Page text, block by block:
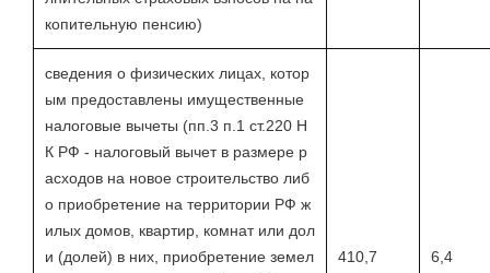
копительную пенсию)
сведения о физических лицах, котор
ым предоставлены имущественные
налоговые вычеты (пп.3 п.1 ст.220 Н
К РФ - налоговый вычет в размере р
асходов на новое строительство либ
о приобретение на территории РФ ж
илых домов, квартир, комнат или дол
и (долей) в них, приобретение земел
410,7 6,4